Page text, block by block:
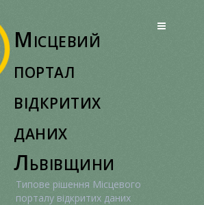
Місцевий
портал
відкритих
даних
Львівщини
Типове рішення Місцевого
порталу відкритих даних